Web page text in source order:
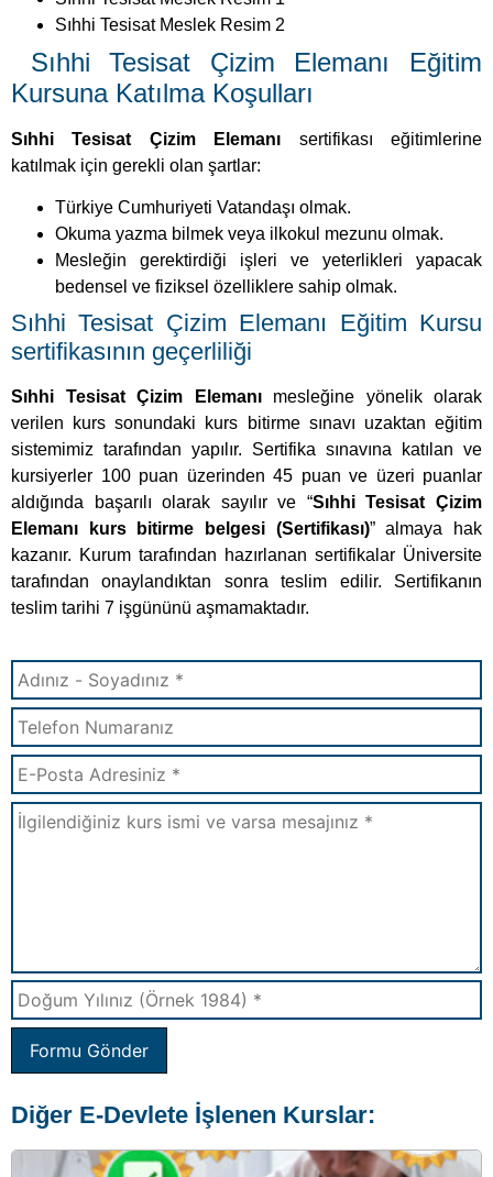
Sıhhi Tesisat Meslek Resim 2
Sıhhi Tesisat Çizim Elemanı Eğitim
Kursuna Katılma Koşulları
Sıhhi Tesisat Çizim Elemanı sertifikası eğitimlerine
katılmak için gerekli olan şartlar:
Türkiye Cumhuriyeti Vatandaşı olmak.
Okuma yazma bilmek veya ilkokul mezunu olmak.
Mesleğin gerektirdiği işleri ve yeterlikleri yapacak
bedensel ve fiziksel özelliklere sahip olmak.
Sıhhi Tesisat Çizim Elemanı Eğitim Kursu
sertifikasının geçerliliği
Sıhhi Tesisat Çizim Elemanı mesleğine yönelik olarak
verilen kurs sonundaki kurs bitirme sınavı uzaktan eğitim
sistemimiz tarafından yapılır. Sertifika sınavına katılan ve
kursiyerler 100 puan üzerinden 45 puan ve üzeri puanlar
aldığında başarılı olarak sayılır ve “Sıhhi Tesisat Çizim
Elemanı kurs bitirme belgesi (Sertifikası)” almaya hak
kazanır. Kurum tarafından hazırlanan sertifikalar Üniversite
tarafından onaylandıktan sonra teslim edilir. Sertifikanın
teslim tarihi 7 işgününü aşmamaktadır.
Formu Gönder
Diğer E-Devlete İşlenen Kurslar: